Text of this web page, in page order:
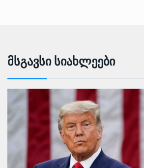
Მსგავსი Სიახლეები